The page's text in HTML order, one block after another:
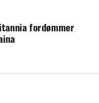
fordømmer